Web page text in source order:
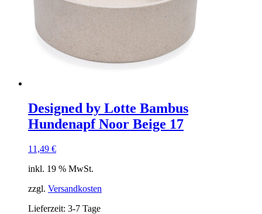
Designed by Lotte Bambus
Hundenapf Noor Beige 17
11,49 €
inkl. 19 % MwSt.
zzgl. Versandkosten
Lieferzeit: 3-7 Tage